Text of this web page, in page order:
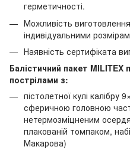
герметичності.
Можливість
індивідуальними
Наявність сертифіката
Балістичний пакет MILITEX
пострілами з:
пістолетної кулі калібру
сферичною головною
нетермозміцненим
плакованій томпаком,
Макарова)